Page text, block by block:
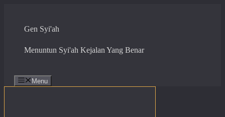
contentGen Syi'ah
Menuntun Syi'ah Kejalan Yang Benar
Menu